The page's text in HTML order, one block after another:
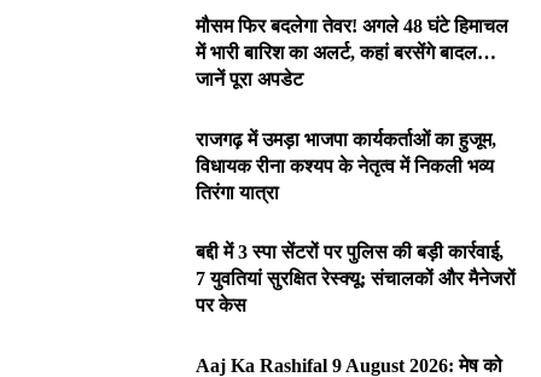
मौसम फिर बदलेगा तेवर! अगले 48 घंटे हिमाचल
में भारी बारिश का अलर्ट, कहां बरसेंगे बादल…
जानें पूरा अपडेट
राजगढ़ में उमड़ा भाजपा कार्यकर्ताओं का हुजूम,
विधायक रीना कश्यप के नेतृत्व में निकली भव्य
तिरंगा यात्रा
बद्दी में 3 स्पा सेंटरों पर पुलिस की बड़ी कार्रवाई,
7 युवतियां सुरक्षित रेस्क्यू; संचालकों और मैनेजरों
पर केस
Aaj Ka Rashifal 9 August 2026: मेष को